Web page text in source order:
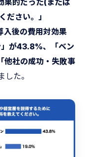
ださい。」
入後の費用対効果
が43.8%、「ベン
他社の成功・失敗事
した。